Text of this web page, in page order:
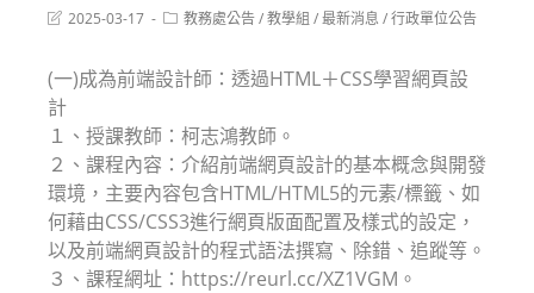
Post2025-03-17
Post教務處公告/教學組 /最新消息 /行政單位公告
(一)成為前端設計師：透過HTML＋CSS學習網頁設
計
１、授課教師：柯志鴻教師。
２、課程內容：介紹前端網頁設計的基本概念與開發
環境，主要內容包含HTML/HTML5的元素/標籤、如
何藉由CSS/CSS3進行網頁版面配置及樣式的設定，
以及前端網頁設計的程式語法撰寫、除錯、追蹤等。
３、課程網址：https://reurl.cc/XZ1VGM。